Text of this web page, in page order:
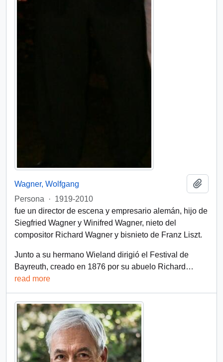
Wagner, Wolfgang
Persona
· 1919-2010
fue un director de escena y empresario alemán, hijo de
Siegfried Wagner y Winifred Wagner, nieto del
compositor Richard Wagner y bisnieto de Franz Liszt.
Junto a su hermano Wieland dirigió el Festival de
Bayreuth, creado en 1876 por su abuelo Richard …
read more